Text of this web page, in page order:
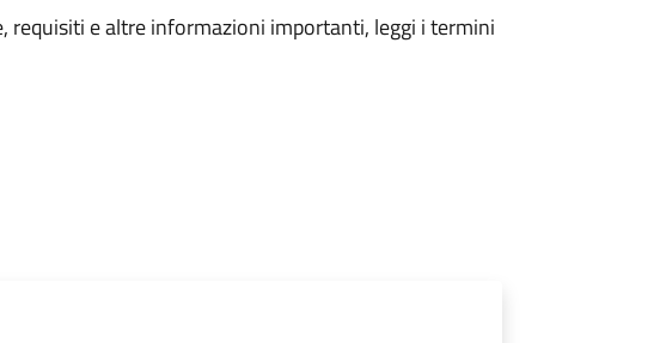
requisiti e altre informazioni importanti, leggi i termini